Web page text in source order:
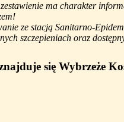
ma charakter
ze stacją Sanitarno-
szczepieniach oraz
się Wybrzeże